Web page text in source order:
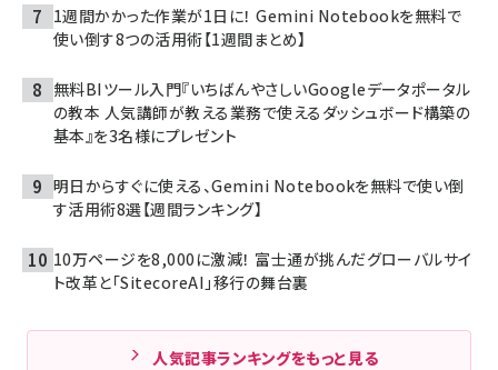
1週間かかった作業が1日に！ Gemini Notebookを無料で
使い倒す8つの活用術【1週間まとめ】
無料BIツール入門『いちばんやさしいGoogleデータポータル
の教本 人気講師が教える業務で使えるダッシュボード構築の
基本』を3名様にプレゼント
明日からすぐに使える、Gemini Notebookを無料で使い倒
す活用術8選【週間ランキング】
10万ページを8,000に激減！ 富士通が挑んだグローバルサイ
ト改革と「SitecoreAI」移行の舞台裏
人気記事ランキングをもっと見る